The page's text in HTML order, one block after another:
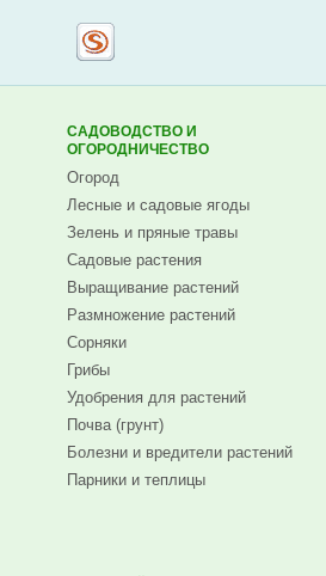
САДОВОДСТВО И
ОГОРОДНИЧЕСТВО
Огород
Лесные и садовые ягоды
Зелень и пряные травы
Садовые растения
Выращивание растений
Размножение растений
Сорняки
Грибы
Удобрения для растений
Почва (грунт)
Болезни и вредители растений
Парники и теплицы